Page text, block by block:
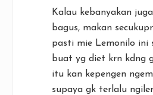
Kalau kebanyakan
bagus, makan
pasti mie Lemonilo ini
buat yg diet krn kdng
itu kan kepengen
supaya gk terlalu